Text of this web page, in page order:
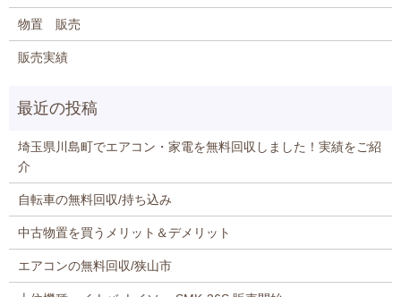
物置 販売
販売実績
埼玉県川島町でエアコン・家電を無料回収しました！実績をご紹
介
自転車の無料回収/持ち込み
中古物置を買うメリット＆デメリット
エアコンの無料回収/狭山市